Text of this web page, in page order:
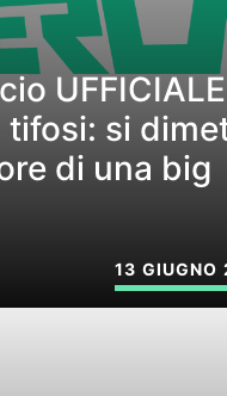
UFFICIALE
tifosi: si
di una big
13